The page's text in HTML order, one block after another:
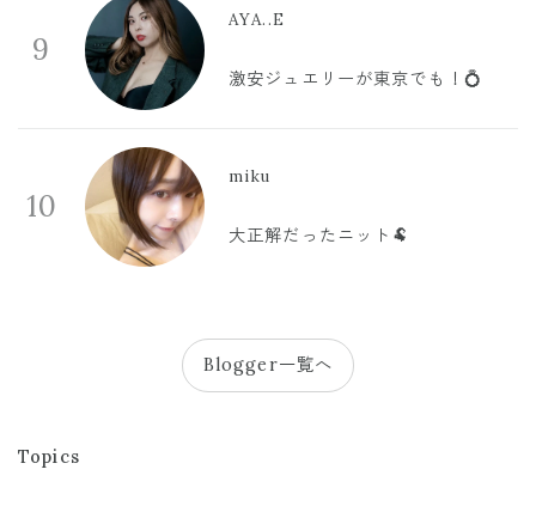
9
AYA..E
激安ジュエリーが東京でも！💍
10
miku
大正解だったニット🐏
Blogger一覧へ
Topics